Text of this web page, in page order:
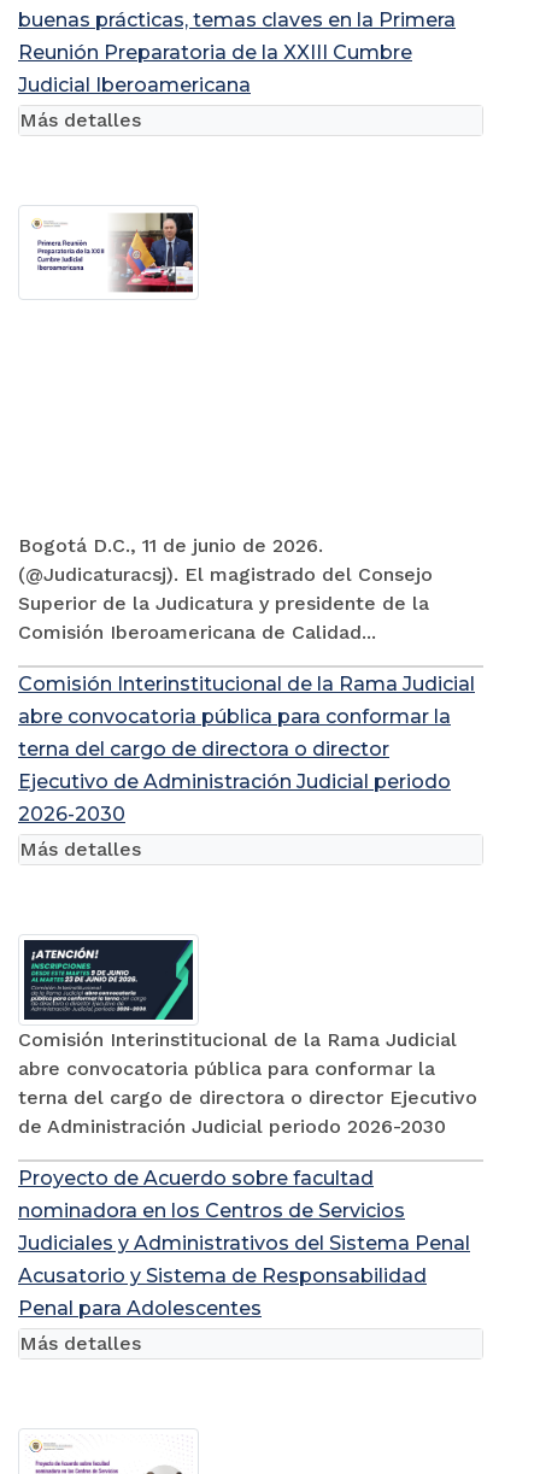
buenas prácticas, temas claves en la Primera
Reunión Preparatoria de la XXIII Cumbre
Judicial Iberoamericana
Bogotá D.C., 11 de junio de 2026.
(@Judicaturacsj). El magistrado del Consejo
Superior de la Judicatura y presidente de la
Comisión Iberoamericana de Calidad...
Más detalles
Comisión Interinstitucional de la Rama Judicial
abre convocatoria pública para conformar la
terna del cargo de directora o director
Ejecutivo de Administración Judicial periodo
2026-2030
Comisión Interinstitucional de la Rama Judicial
abre convocatoria pública para conformar la
terna del cargo de directora o director Ejecutivo
de Administración Judicial periodo 2026-2030
Más detalles
Proyecto de Acuerdo sobre facultad
nominadora en los Centros de Servicios
Judiciales y Administrativos del Sistema Penal
Acusatorio y Sistema de Responsabilidad
Penal para Adolescentes
Más detalles